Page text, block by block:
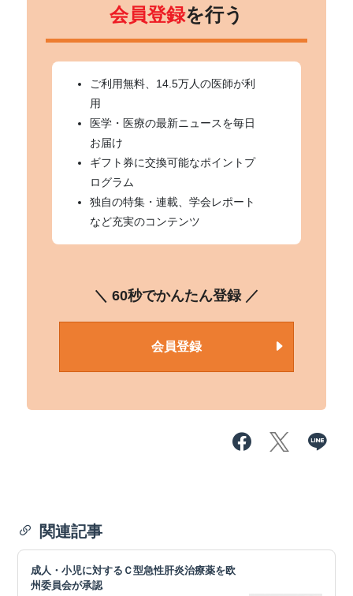
会員登録を行う
ご利用無料、14.5万人の医師が利
用
医学・医療の最新ニュースを毎日
お届け
ギフト券に交換可能なポイントプ
ログラム
独自の特集・連載、学会レポート
など充実のコンテンツ
＼ 60秒でかんたん登録 ／
会員登録
関連記事
成人・小児に対するＣ型急性肝炎治療薬を欧
州委員会が承認